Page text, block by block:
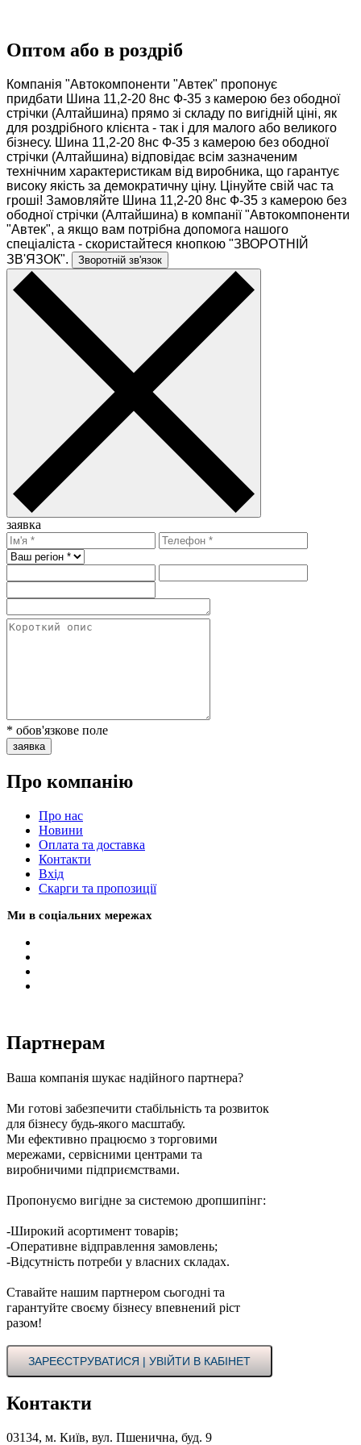
Оптом або в роздріб
Компанія "Автокомпоненти "Автек" пропонує
придбати Шина 11,2-20 8нс Ф-35 з камерою без ободної
стрічки (Алтайшина) прямо зі складу по вигідній ціні, як
для роздрібного клієнта - так і для малого або великого
бізнесу. Шина 11,2-20 8нс Ф-35 з камерою без ободної
стрічки (Алтайшина) відповідає всім зазначеним
технічним характеристикам від виробника, що гарантує
високу якість за демократичну ціну. Цінуйте свій час та
гроші! Замовляйте Шина 11,2-20 8нс Ф-35 з камерою без
ободної стрічки (Алтайшина) в компанії "Автокомпоненти
"Автек", а якщо вам потрібна допомога нашого
спеціаліста - скористайтеся кнопкою "ЗВОРОТНІЙ
ЗВ'ЯЗОК".
Зворотній зв'язок
заявка
* обов'язкове поле
заявка
Про компанію
Про нас
Новини
Оплата та доставка
Контакти
Вхiд
Скарги та пропозиції
Ми в соціальних мережах
Партнерам
Ваша компанія шукає надійного партнера?
Ми готові забезпечити стабільність та розвиток
для бізнесу будь-якого масштабу.
Ми ефективно працюємо з торговими
мережами, сервісними центрами та
виробничими підприємствами.
Пропонуємо вигідне за системою дропшипінг:
-Широкий асортимент товарів;
-Оперативне відправлення замовлень;
-Відсутність потреби у власних складах.
Ставайте нашим партнером сьогодні та
гарантуйте своєму бізнесу впевнений ріст
разом!
ЗАРЕЄСТРУВАТИСЯ | УВІЙТИ В КАБІНЕТ
Контакти
03134, м. Київ, вул. Пшенична, буд. 9